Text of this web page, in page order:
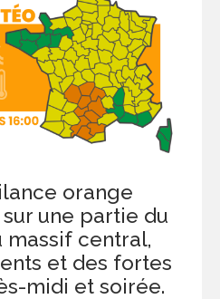
orange
une partie du
massif central,
et des fortes
midi et soirée.